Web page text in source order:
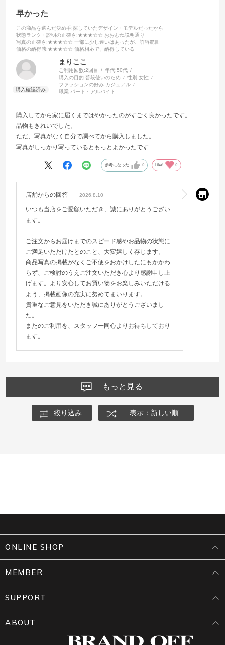
早かった
この商品を選んだ決め手:探していたデザイン・モデルだったから
状態ランク・説明の正確さ :★★★☆☆ おおむね説明通り
写真の正確さ :★★★☆☆ 一部に少し違いはあったが、許容範囲
価格の納得感:★★★☆☆ 価格相応で、納得している
まりここ
ご利用回数:2回目 年代:50代
購入の目的:普段使いのため 性別:女性
ファッションの好み:カジュアル
職業:パート・アルバイト
購入してから家に届くまではやかったのがすごく良かったです。
品物もきれいでした。
ただ、写真がなく自分で調べてから購入しました。
写真がしっかり写っているともっとよかったです
参考になった 0 Like! 0
店舗からの回答 2026.8.10
いつも当店をご愛顧いただき、誠にありがとうござい
ます。
ご注文からお届けまでのスピード感やお品物の状態に
ご満足いただけたとのこと、大変嬉しく存じます。
商品写真の掲載がなくご不便をおかけしたにもかかわ
らず、ご検討のうえご注文いただき心より感謝申し上
げます。より安心してお買い物をお楽しみいただける
よう、掲載画像の充実に努めてまいります。
貴重なご意見をいただき誠にありがとうございまし
た。
またのご利用を、スタッフ一同心よりお待ちしており
ます。
もっと見る
絞り込み 表示：新しい順
ONLINE SHOP
MEMBER
SUPPORT
ABOUT